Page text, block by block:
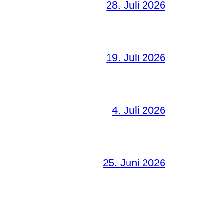
28. Juli 2026
19. Juli 2026
4. Juli 2026
25. Juni 2026